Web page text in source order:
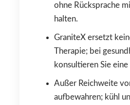
ohne Rücksprache
halten.
GraniteX ersetzt
Therapie; bei
konsultieren Sie eine
Außer Reichweite
aufbewahren; kühl